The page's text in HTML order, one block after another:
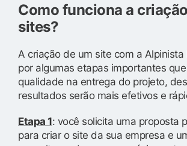
Como funciona a
sites?
A criação de um site com a Alpinista
por algumas etapas importantes
qualidade na entrega do projeto,
resultados serão mais efetivos e
Etapa 1: você solicita uma proposta
para criar o site da sua empresa e